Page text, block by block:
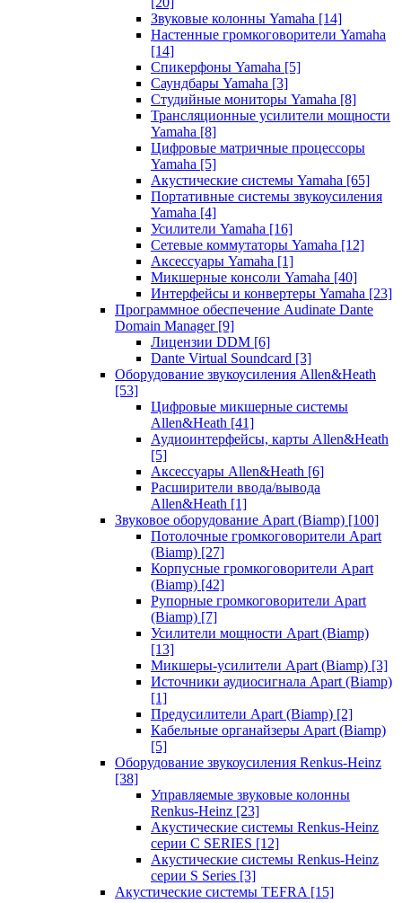
Звуковые колонны Yamaha [14]
Настенные громкоговорители Yamaha
[14]
Спикерфоны Yamaha [5]
Саундбары Yamaha [3]
Студийные мониторы Yamaha [8]
Трансляционные усилители мощности
Yamaha [8]
Цифровые матричные процессоры
Yamaha [5]
Акустические системы Yamaha [65]
Портативные системы звукоусиления
Yamaha [4]
Усилители Yamaha [16]
Сетевые коммутаторы Yamaha [12]
Аксессуары Yamaha [1]
Микшерные консоли Yamaha [40]
Интерфейсы и конвертеры Yamaha [23]
Программное обеспечение Audinate Dante
Domain Manager [9]
Лицензии DDM [6]
Dante Virtual Soundcard [3]
Оборудование звукоусиления Allen&Heath
[53]
Цифровые микшерные системы
Allen&Heath [41]
Аудиоинтерфейсы, карты Allen&Heath
[5]
Аксессуары Allen&Heath [6]
Расширители ввода/вывода
Allen&Heath [1]
Звуковое оборудование Apart (Biamp) [100]
Потолочные громкоговорители Apart
(Biamp) [27]
Корпусные громкоговорители Apart
(Biamp) [42]
Рупорные громкоговорители Apart
(Biamp) [7]
Усилители мощности Apart (Biamp)
[13]
Микшеры-усилители Apart (Biamp) [3]
Источники аудиосигнала Apart (Biamp)
[1]
Предусилители Apart (Biamp) [2]
Кабельные органайзеры Apart (Biamp)
[5]
Оборудование звукоусиления Renkus-Heinz
[38]
Управляемые звуковые колонны
Renkus-Heinz [23]
Акустические системы Renkus-Heinz
серии C SERIES [12]
Акустические системы Renkus-Heinz
серии S Series [3]
Акустические системы TEFRA [15]